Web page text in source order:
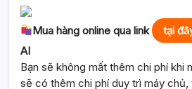
Mua hàng online qua link tại
AI
Bạn sẽ không mất thêm chi phí khi
sẽ có thêm chi phí duy trì máy chủ,